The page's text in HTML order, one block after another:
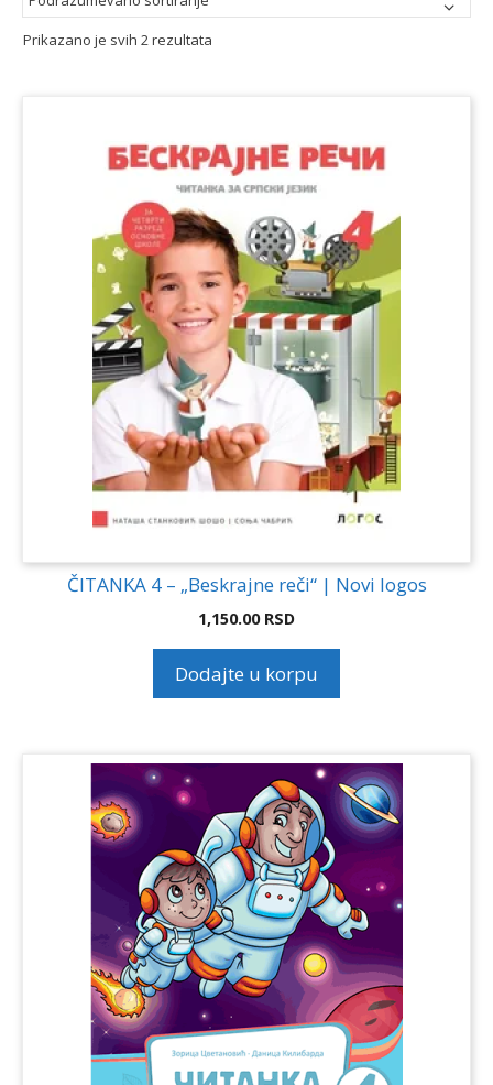
Prikazano je svih 2 rezultata
ČITANKA 4 – „Beskrajne reči“ | Novi logos
1,150.00 RSD
Dodajte u korpu